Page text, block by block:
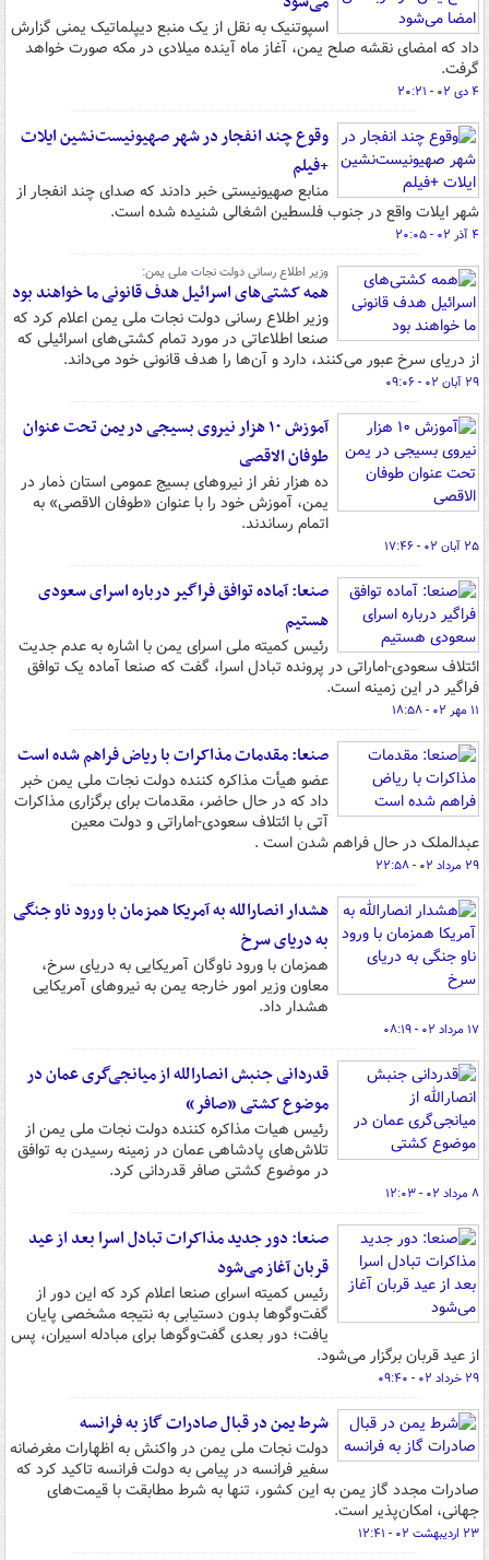
اسپوتنیک به نقل از یک منبع دیپلماتیک یمنی گزارش
داد که امضای نقشه صلح یمن، آغاز ماه آینده میلادی در مکه صورت خواهد
گرفت.
۴ دی ۰۲ - ۲۰:۲۱
وقوع چند انفجار در شهر صهیونیست‌نشین ایلات
+فیلم
منابع صهیونیستی خبر دادند که صدای چند انفجار از
شهر ایلات واقع در جنوب فلسطین اشغالی شنیده شده است.
۴ آذر ۰۲ - ۲۰:۰۵
وزیر اطلاع رسانی دولت نجات ملی یمن:
همه کشتی‌های اسرائیل هدف قانونی ما خواهند بود
وزیر اطلاع رسانی دولت نجات ملی یمن اعلام کرد که
صنعا اطلاعاتی در مورد تمام کشتی‌های اسرائیلی که
از دریای سرخ عبور می‌کنند، دارد و آن‌ها را هدف قانونی خود می‌داند.
۲۹ آبان ۰۲ - ۰۹:۰۶
آموزش ۱۰ هزار نیروی بسیجی در یمن تحت عنوان
طوفان الاقصی
ده هزار نفر از نیروهای بسیج عمومی استان ذمار در
یمن، آموزش خود را با عنوان «طوفان الاقصی» به
اتمام رساندند.
۲۵ آبان ۰۲ - ۱۷:۴۶
صنعا: آماده توافق فراگیر درباره اسرای سعودی
هستیم
رئیس کمیته ملی اسرای یمن با اشاره به عدم جدیت
ائتلاف سعودی-اماراتی در پرونده تبادل اسرا، گفت که صنعا آماده یک توافق
فراگیر در این زمینه است.
۱۱ مهر ۰۲ - ۱۸:۵۸
صنعا: مقدمات مذاکرات با ریاض فراهم شده است
عضو هیأت مذاکره کننده دولت نجات ملی یمن خبر
داد که در حال حاضر، مقدمات برای برگزاری مذاکرات
آتی با ائتلاف سعودی-اماراتی و دولت معین
عبدالملک در حال فراهم شدن است .
۲۹ مرداد ۰۲ - ۲۲:۵۸
هشدار انصارالله به آمریکا همزمان با ورود ناو جنگی
به دریای سرخ
همزمان با ورود ناوگان آمریکایی به دریای سرخ،
معاون وزیر امور خارجه یمن به نیروهای آمریکایی
هشدار داد.
۱۷ مرداد ۰۲ - ۰۸:۱۹
قدردانی جنبش انصارالله از میانجی‌گری عمان در
موضوع کشتی «صافر»
رئیس هیات مذاکره کننده دولت نجات ملی یمن از
تلاش‌های پادشاهی عمان در زمینه رسیدن به توافق
در موضوع کشتی صافر قدردانی کرد.
۸ مرداد ۰۲ - ۱۲:۰۳
صنعا: دور جدید مذاکرات تبادل اسرا بعد از عید
قربان آغاز می‌شود
رئیس کمیته اسرای صنعا اعلام کرد که این دور از
گفت‌وگوها بدون دستیابی به نتیجه مشخصی پایان
یافت؛ دور بعدی گفت‌وگوها برای مبادله اسیران، پس
از عید قربان برگزار می‌شود.
۲۹ خرداد ۰۲ - ۰۹:۴۰
شرط یمن در قبال صادرات گاز به فرانسه
دولت نجات ملی یمن در واکنش به اظهارات مغرضانه
سفیر فرانسه در پیامی به دولت فرانسه تاکید کرد که
صادرات مجدد گاز یمن به این کشور، تنها به شرط مطابقت با قیمت‌های
جهانی، امکان‌پذیر است.
۲۳ اردیبهشت ۰۲ - ۱۲:۴۱